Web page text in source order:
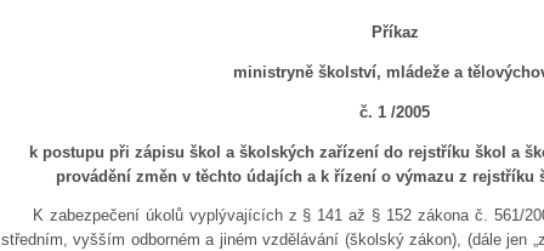
Příkaz
ministryně školství, mládeže a
č. 1 /2005
k postupu při zápisu škol a školských zařízení do rejstříku škol a
provádění změn v těchto údajích a k řízení o výmazu z rejstříku
K zabezpečení úkolů vyplývajících z § 141 až § 152 zákona č. 561/
středním, vyšším odborném a jiném vzdělávání (školský zákon), (dále jen